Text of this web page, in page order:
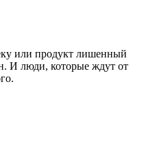
или продукт лишенный
И люди, которые ждут от